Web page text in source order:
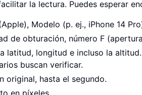
la lectura. Puedes esperar
Modelo (p. ej., iPhone 14
de obturación, número F
latitud, longitud e incluso la
buscan verificar.
original, hasta el segundo.
en píxeles.